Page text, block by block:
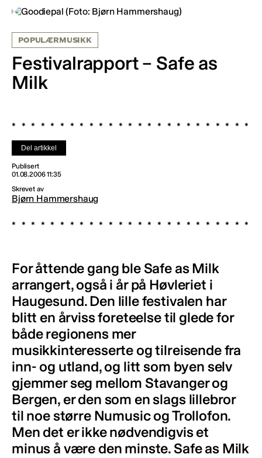
POPULÆRMUSIKK
Festivalrapport – Safe as
Milk
Del artikkel
Publisert
01.08.2006 11:35
Skrevet av
Bjørn Hammershaug
For åttende gang ble Safe as Milk
arrangert, også i år på Høvleriet i
Haugesund. Den lille festivalen har
blitt en årviss foreteelse til glede for
både regionens mer
musikkinteresserte og tilreisende fra
inn- og utland, og litt som byen selv
gjemmer seg mellom Stavanger og
Bergen, er den som en slags lillebror
til noe større Numusic og Trollofon.
Men det er ikke nødvendigvis et
minus å være den minste. Safe as Milk